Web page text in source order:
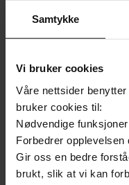
Samtykke
Vi bruker cookies
Våre nettsider
bruker cookies til:
Nødvendige
Forbedrer
Gir oss en bedre
brukt, slik at vi kan